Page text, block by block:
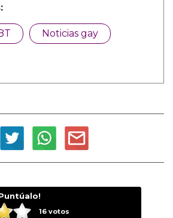
Noticias gay
16votos